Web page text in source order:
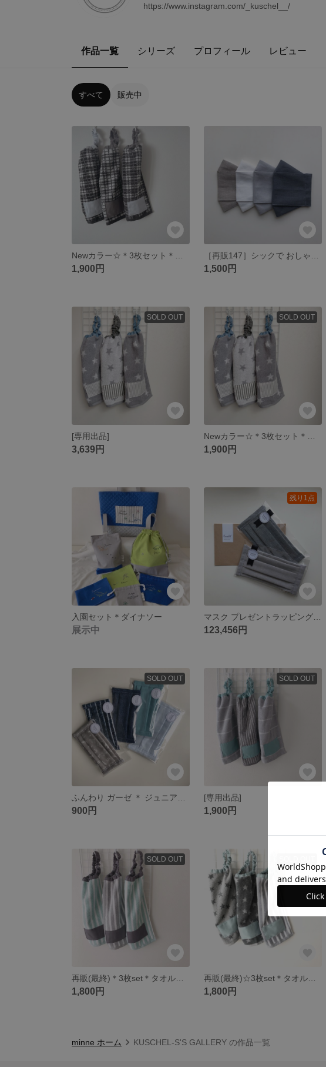
https://www.instagram.com/_kuschel__/
作品一覧 シリーズ プロフィール レビュー
すべて 販売中
1,900円 1,500円
SOLD OUT
[専用出品]
3,639円
SOLD OUT
1,900円
入園セット＊ダイナソー
展示中
残り1点
マスク プレゼントラッピング＊見本ページ
123,456円
SOLD OUT
900円
SOLD OUT
[専用出品]
1,900円
SOLD OUT
1,800円
再販(最終)☆3枚set＊タオルエプロン
1,800円
minne ホーム KUSCHEL-S'S GALLERY の作品一覧